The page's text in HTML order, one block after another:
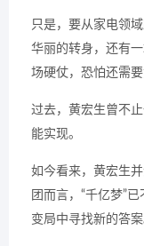
只是，要从家电领
华丽的转身，还有
场硬仗，恐怕还需要
过去，黄宏生曾不
能实现。
如今看来，黄宏生
团而言，“千亿梦”
变局中寻找新的答案